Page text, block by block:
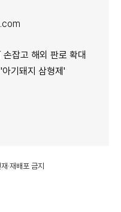
잡고 해외 판로 확대
기돼지 삼형제'
·재배포 금지